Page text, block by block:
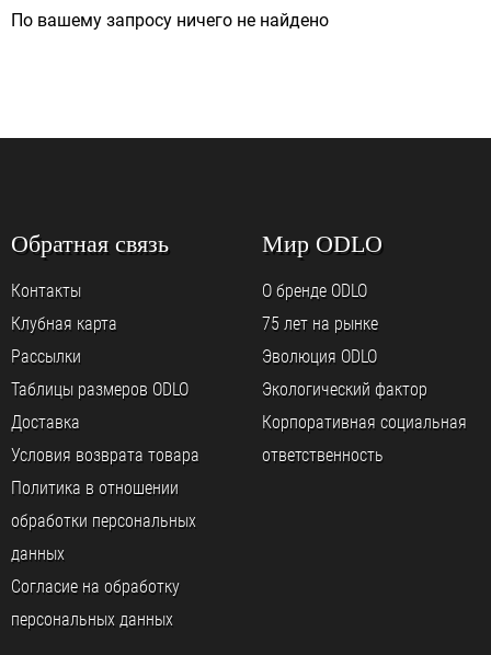
По вашему запросу ничего не найдено
Обратная связь
Контакты
Клубная карта
Рассылки
Таблицы размеров ODLO
Доставка
Условия возврата товара
Политика в отношении
обработки персональных
данных
Согласие на обработку
персональных данных
Мир ODLO
О бренде ODLO
75 лет на рынке
Эволюция ODLO
Экологический фактор
Корпоративная социальная
ответственность